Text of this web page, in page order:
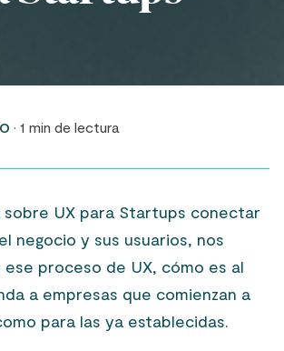
· 1 min de lectura
sobre UX para Startups conectar
negocio y sus usuarios, nos
proceso de UX, cómo es al
a empresas que comienzan a
para las ya establecidas.